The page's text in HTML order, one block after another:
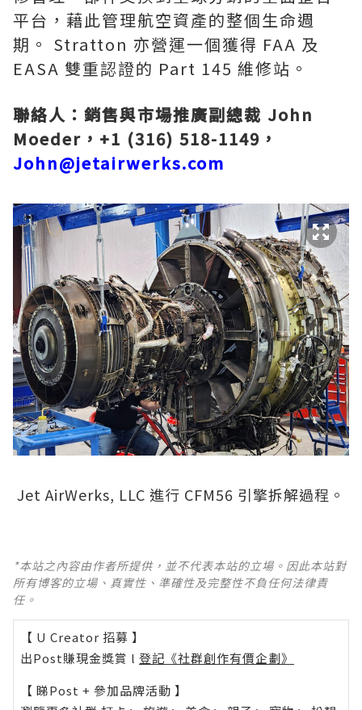
平台，藉此管理航空資產的整個生命週
期。 Stratton 亦營運一個獲得 FAA 及
EASA 雙重認證的 Part 145 維修站。
聯絡人：銷售與市場推廣副總裁 John
Moeder，+1 (316) 518-1149，
John@jetairwerks.com
Jet AirWerks, LLC 進行 CFM56 引擎拆解過程。
*本站之內容由作者所提供，並不代表本站的立場。因此本站對
所有博客的立場、真實性、準確性及完整性不負任何法律責
任。
【 U Creator 招募 】
出Post賺現金獎賞 l 登記《社群創作有價企劃》
【 睇Post + 參加品牌活動 】